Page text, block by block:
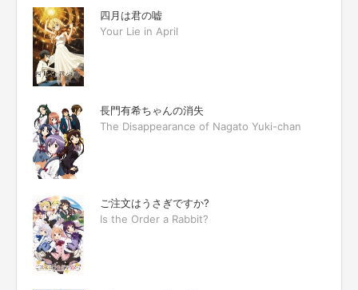
四月は君の嘘
Your Lie in April
長門有希ちゃんの消失
The Disappearance of Nagato Yuki-chan
ご注文はうさぎですか?
Is the Order a Rabbit?